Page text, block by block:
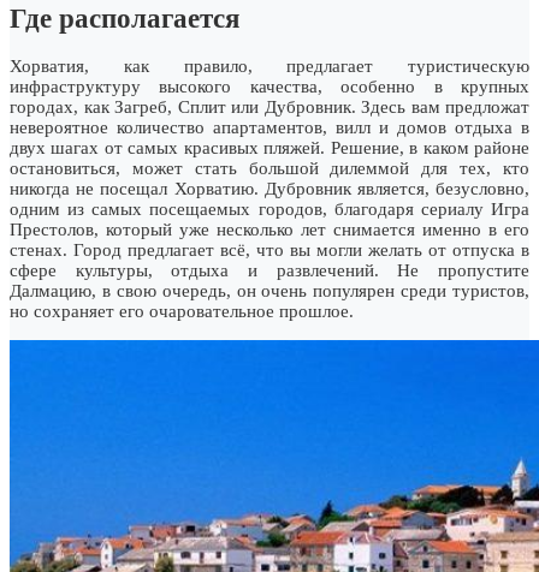
Где располагается
Хорватия, как правило, предлагает туристическую
инфраструктуру высокого качества, особенно в крупных
городах, как Загреб, Сплит или Дубровник. Здесь вам предложат
невероятное количество апартаментов, вилл и домов отдыха в
двух шагах от самых красивых пляжей. Решение, в каком районе
остановиться, может стать большой дилеммой для тех, кто
никогда не посещал Хорватию. Дубровник является, безусловно,
одним из самых посещаемых городов, благодаря сериалу Игра
Престолов, который уже несколько лет снимается именно в его
стенах. Город предлагает всё, что вы могли желать от отпуска в
сфере культуры, отдыха и развлечений. Не пропустите
Далмацию, в свою очередь, он очень популярен среди туристов,
но сохраняет его очаровательное прошлое.